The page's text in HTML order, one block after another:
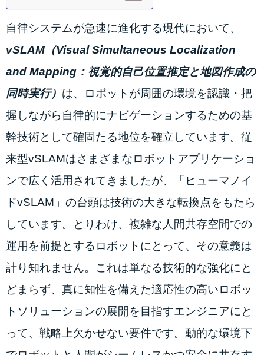
自律システムが急速に進化する現代において、
vSLAM（Visual Simultaneous Localization
and Mapping：視覚的自己位置推定と地図作成の
同時実行） は、ロボットが周囲の環境を認識・把
握しながら自律的にナビゲーションするための基
幹技術として確固たる地位を確立しています。従
来型vSLAMはさまざまなロボットアプリケーショ
ンで広く活用されてきましたが、「ヒューマノイ
ドvSLAM」の台頭は技術の大きな転換点をもたら
しています。とりわけ、複雑な人間共存空間での
運用を前提とするロボットにとって、その意義は
計り知れません。これは単なる技術的な強化にと
どまらず、真に知性を備えた適応性の高いロボッ
トソリューションの展開を目指すエンジニアにと
って、戦略上欠かせない要件です。動的な環境下